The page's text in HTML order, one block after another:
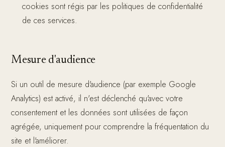
cookies sont régis par les politiques de confidentialité
de ces services.
Mesure d'audience
Si un outil de mesure d'audience (par exemple Google
Analytics) est activé, il n'est déclenché qu'avec votre
consentement et les données sont utilisées de façon
agrégée, uniquement pour comprendre la fréquentation du
site et l'améliorer.